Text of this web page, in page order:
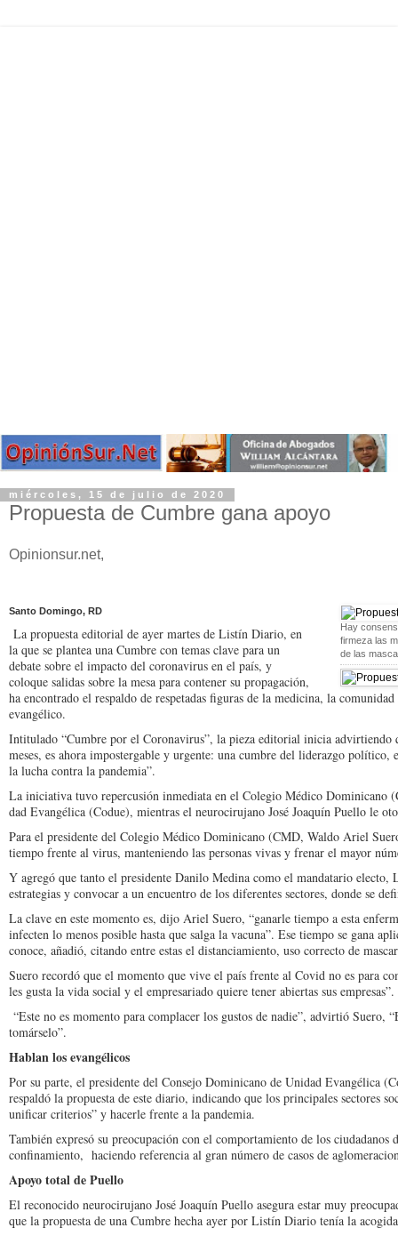
miércoles, 15 de julio de 2020
Propuesta de Cumbre gana apoyo
Opinionsur.net,
Hay
firmeza las
de las
Santo Domingo, RD
La propuesta editorial de ayer martes de Listín Dia­rio, en
la que se plantea una Cumbre con temas clave para un
debate so­bre el impacto del corona­virus en el país, y
coloque salidas sobre la mesa para contener su propagación,
ha encontrado el respaldo de respetadas figuras de la medicina, la
evangélico.
Intitulado “Cumbre por el Coronavirus”, la pieza editorial inicia advirtien­do
meses, es ahora impostergable y urgente: una cumbre del liderazgo
la lucha contra la pandemia”.
La iniciativa tuvo re­percusión inmediata en el Colegio Médico
dad Evangélica (Codue), mientras el neurociruja­no José Joaquín Puello le
Para el presidente del Colegio Médico Dominica­no (CMD, Waldo Ariel
tiempo frente al virus, manteniendo las personas vivas y frenar el mayor
Y agregó que tanto el presidente Danilo Medina como el mandatario elec­to,
estra­tegias y convocar a un en­cuentro de los diferentes sectores, donde se
La clave en este mo­mento es, dijo Ariel Sue­ro, “ganarle tiempo a es­ta
infecten lo menos posible hasta que salga la vacuna”. Ese tiempo se gana
conoce, añadió, ci­tando entre estas el distan­ciamiento, uso correcto de
Suero recordó que el mo­mento que vive el país fren­te al Covid no es para
les gusta la vi­da social y el empresaria­do quiere tener abiertas sus empresas”.
“Este no es momento pa­ra complacer los gustos de nadie”, advirtió Suero,
tomárselo”.
Hablan los evangélicos
Por su parte, el presiden­te del Consejo Dominicano de Unidad Evangélica
respaldó la propues­ta de este diario, indicando que los principales sectores
unificar cri­terios” y hacerle frente a la pandemia.
También expresó su pre­ocupación con el comporta­miento de los ciudadanos
confinamiento, haciendo referencia al gran número de casos de
Apoyo total de Puello
El reconocido neurociru­jano José Joaquín Puello asegura estar muy
que la pro­puesta de una Cumbre he­cha ayer por Listín Diario tenía la